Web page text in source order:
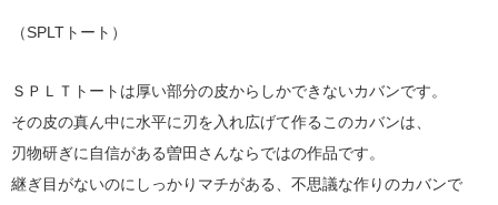
（SPLTトート）
ＳＰＬＴトートは厚い部分の皮からしかできないカバンです。
その皮の真ん中に水平に刃を入れ広げて作るこのカバンは、
刃物研ぎに自信がある曽田さんならではの作品です。
継ぎ目がないのにしっかりマチがある、不思議な作りのカバンで